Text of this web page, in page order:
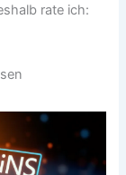
rate ich: